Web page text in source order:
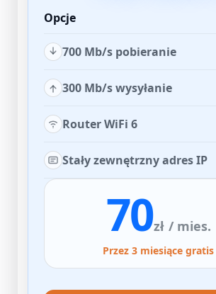
Opcje
700 Mb/s pobieranie
300 Mb/s wysyłanie
Router WiFi 6
Stały zewnętrzny adres IP
70zł / mies.
Przez 3 miesiące gratis